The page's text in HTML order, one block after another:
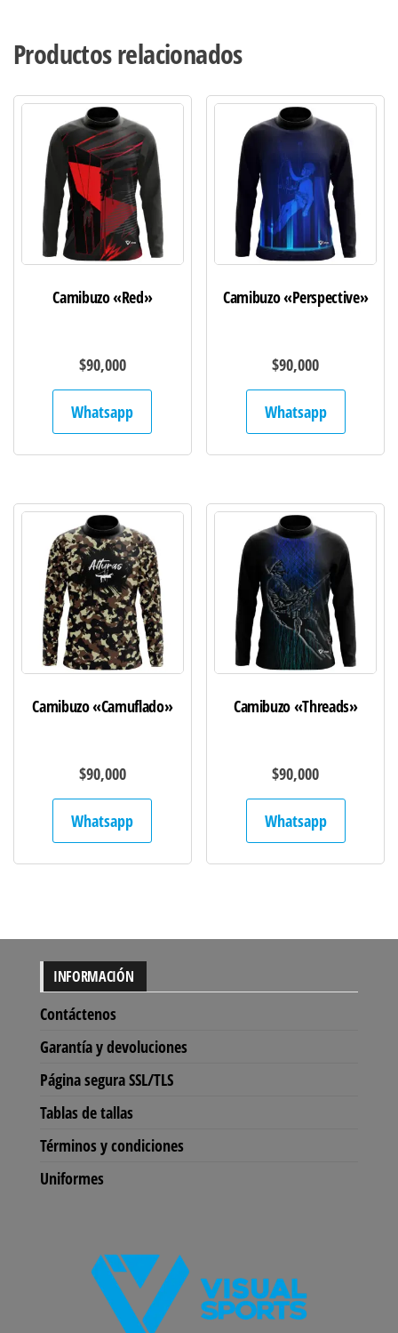
Productos relacionados
Camibuzo «Red»
$90,000
Whatsapp
Camibuzo «Perspective»
$90,000
Whatsapp
Camibuzo «Camuflado»
$90,000
Whatsapp
Camibuzo «Threads»
$90,000
Whatsapp
INFORMACIÓN
Contáctenos
Garantía y devoluciones
Página segura SSL/TLS
Tablas de tallas
Términos y condiciones
Uniformes